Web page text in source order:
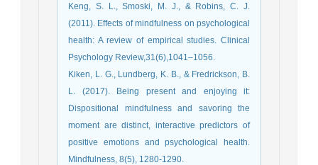
Keng, S. L., Smoski, M. J., & Robins, C. J.
(2011). Effects of mindfulness on psychological
health: A review of empirical studies. Clinical
Psychology Review,31(6),1041–1056.
Kiken, L. G., Lundberg, K. B., & Fredrickson, B.
L. (2017). Being present and enjoying it:
Dispositional mindfulness and savoring the
moment are distinct, interactive predictors of
positive emotions and psychological health.
Mindfulness, 8(5), 1280-1290.